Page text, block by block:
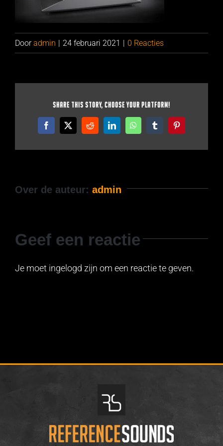
Dooradmin 24 februari 2021 0 Reacties
Share This Story, Choose Your Platform!
Facebook
X RedditLinkedInWhatsAppTumblrPinterest
Over de auteur: admin
Geef een reactie
Je moet ingelogd zijn om een reactie te geven.